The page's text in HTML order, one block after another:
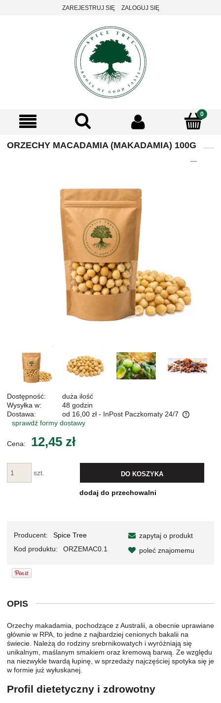
ZAREJESTRUJ SIĘ ZALOGUJ SIĘ
ORZECHY MACADAMIA (MAKADAMIA) 100G
Dostępność:
duża ilość
Wysyłka w:
48 godzin
Dostawa:
od 16,00 zł - InPost Paczkomaty 24/7
Cena nie zawiera ewentualnych kosztów płatności
sprawdź formy dostawy
Cena: 12,45 zł
szt. DO KOSZYKA
dodaj do przechowalni
Producent:
Spice Tree
Kod produktu:
ORZEMAC0.1
zapytaj o produkt
poleć znajomemu
OPIS
Orzechy makadamia, pochodzące z Australii, a obecnie uprawiane
głównie w RPA, to jedne z najbardziej cenionych bakalii na
świecie. Należą do rodziny srebrnikowatych i wyróżniają się
unikalnym, maślanym smakiem oraz kremową barwą. Ze względu
na niezwykle twardą łupinę, w sprzedaży najczęściej spotyka się je
w formie już wyłuskanej.
Profil dietetyczny i zdrowotny